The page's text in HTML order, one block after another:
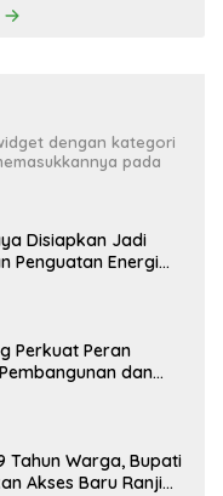
dengan kategori
pada
Disiapkan Jadi
Penguatan Energi
Perkuat Peran
dan
Tahun Warga, Bupati
Akses Baru Ranji